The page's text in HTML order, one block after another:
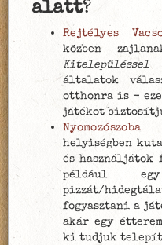
alatt?
Rejtélyes
közben
Kitelepüléssel
általatok
otthonra is -
játékot
Nyomozószoba
helyiségben
és
például
pizzát/
fogyasztani a
akár egy
ki tudjuk